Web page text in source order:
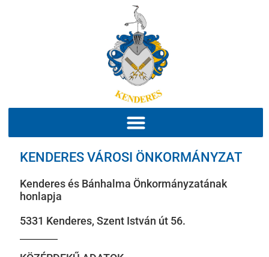
KENDERES VÁROSI ÖNKORMÁNYZAT
Kenderes és Bánhalma Önkormányzatának
honlapja
5331 Kenderes, Szent István út 56.